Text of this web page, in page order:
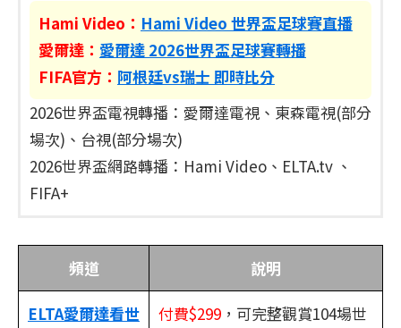
Hami Video： Hami Video 世界盃足球賽直播
愛爾達： 愛爾達 2026世界盃足球賽轉播
FIFA官方： 阿根廷vs瑞士 即時比分
2026世界盃電視轉播：愛爾達電視、東森電視(部分
場次)、台視(部分場次)
2026世界盃網路轉播：Hami Video、ELTA.tv 、
FIFA+
頻道 說明
ELTA愛爾達看世
付費$299 ，可完整觀賞104場世